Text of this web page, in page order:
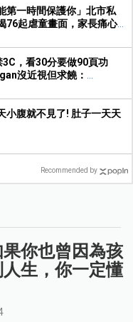
第一時間保護你」北市私
76起虐童畫面，家長痛心
，看30分要做90頁功
沒近視但求饒：
小腹就不見了! 肚子一天天
Recommended by
果你也曾因為孩
生，你一定懂